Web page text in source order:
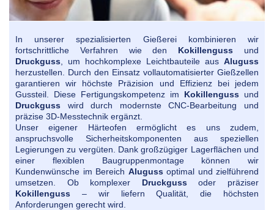
In unserer spezialisierten Gießerei kombinieren wir
fortschrittliche Verfahren wie den
Kokillenguss
und
Druckguss , um hochkomplexe Leichtbauteile aus Aluguss
herzustellen. Durch den Einsatz vollautomatisierter Gießzellen
garantieren wir höchste Präzision und Effizienz bei jedem
Gussteil. Diese Fertigungskompetenz im
Kokillenguss und
Druckguss
wird durch modernste CNC-Bearbeitung und
präzise 3D-Messtechnik ergänzt.
Unser eigener Härteofen ermöglicht es uns zudem,
anspruchsvolle Sicherheitskomponenten aus speziellen
Legierungen zu vergüten. Dank großzügiger Lagerflächen und
einer flexiblen Baugruppenmontage können wir
Kundenwünsche im Bereich Aluguss optimal und zielführend
umsetzen. Ob komplexer
Druckguss
oder präziser
Kokillenguss
– wir liefern Qualität, die höchsten
Anforderungen gerecht wird.